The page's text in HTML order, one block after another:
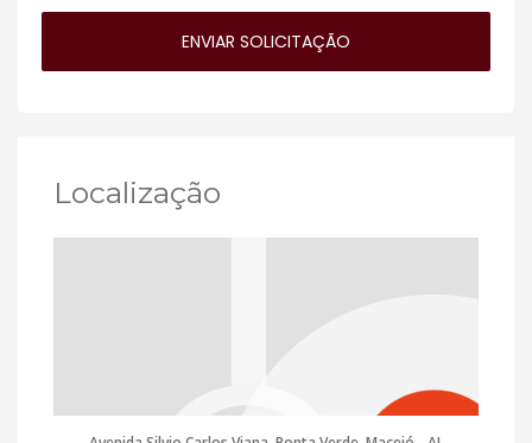
Localização